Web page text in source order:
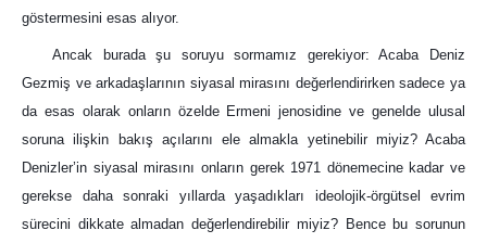
göstermesini esas alıyor.
Ancak burada şu soruyu sormamız gerekiyor: Acaba Deniz
Gezmiş ve arkadaşlarının siyasal mirasını değerlendirirken sadece ya
da esas olarak onların özelde Ermeni jenosidine ve genelde ulusal
soruna ilişkin bakış açılarını ele almakla yetinebilir miyiz? Acaba
Denizler’in siyasal mirasını onların gerek 1971 dönemecine kadar ve
gerekse daha sonraki yıllarda yaşadıkları ideolojik-örgütsel evrim
sürecini dikkate almadan değerlendirebilir miyiz? Bence bu sorunun